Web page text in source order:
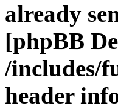
already
[phpBB
/includes/
header